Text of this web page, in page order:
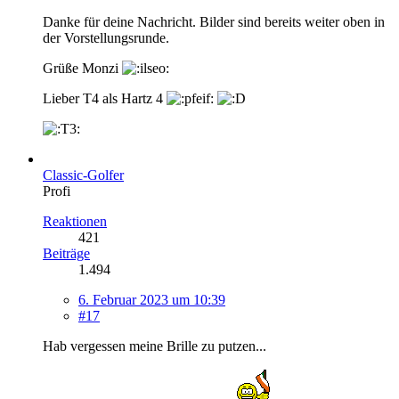
Danke für deine Nachricht. Bilder sind bereits weiter oben in
der Vorstellungsrunde.
Grüße Monzi
Lieber T4 als Hartz 4
Classic-Golfer
Profi
Reaktionen
421
Beiträge
1.494
6. Februar 2023 um 10:39
#17
Hab vergessen meine Brille zu putzen...